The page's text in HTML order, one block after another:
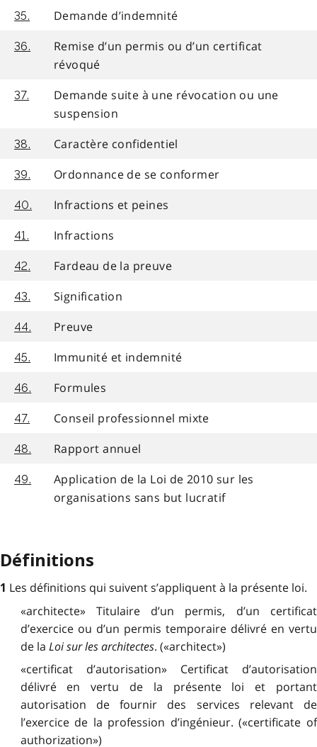
35. Demande d’indemnité
36.
Remise d’un permis ou d’un certificat
révoqué
37.
Demande suite à une révocation ou une
suspension
38. Caractère confidentiel
39. Ordonnance de se conformer
40. Infractions et peines
41. Infractions
42. Fardeau de la preuve
43. Signification
44. Preuve
45. Immunité et indemnité
46. Formules
47. Conseil professionnel mixte
48. Rapport annuel
49.
Application de la Loi de 2010 sur les
organisations sans but lucratif
Définitions
1 Les définitions qui suivent s’appliquent à la présente loi.
«architecte» Titulaire d’un permis, d’un certificat
d’exercice ou d’un permis temporaire délivré en vertu
de la Loi sur les architectes. («architect»)
«certificat d’autorisation» Certificat d’autorisation
délivré en vertu de la présente loi et portant
autorisation de fournir des services relevant de
l’exercice de la profession d’ingénieur. («certificate of
authorization»)